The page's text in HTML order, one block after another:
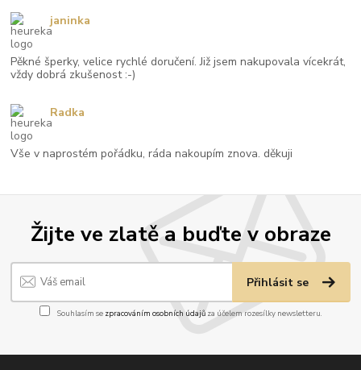
Žijte ve zlatě a buďte v obraze
Přihlásit se
Souhlasím se zpracováním osobních údajůza účelem rozesílky newsletteru.
Pěkné šperky, velice rychlé doručení. Již jsem nakupovala vícekrát,
vždy dobrá zkušenost :-)
janinka
Vše v naprostém pořádku, ráda nakoupím znova. děkuji
Radka